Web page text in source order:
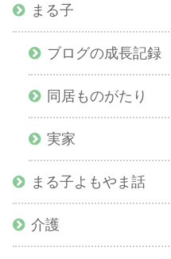
まる子
ブログの成長記録
同居ものがたり
実家
まる子よもやま話
介護